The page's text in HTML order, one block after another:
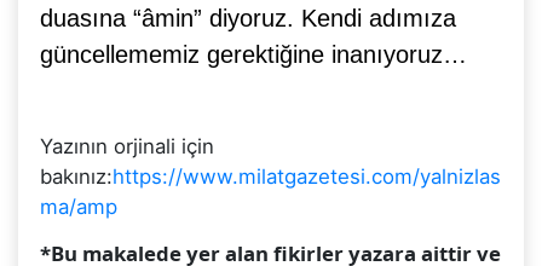
duasına “âmin” diyoruz. Kendi adımıza
güncellememiz gerektiğine inanıyoruz…
Yazının orjinali için
bakınız:https://www.milatgazetesi.com/yalnizlas
ma/amp
*Bu makalede yer alan fikirler yazara aittir ve